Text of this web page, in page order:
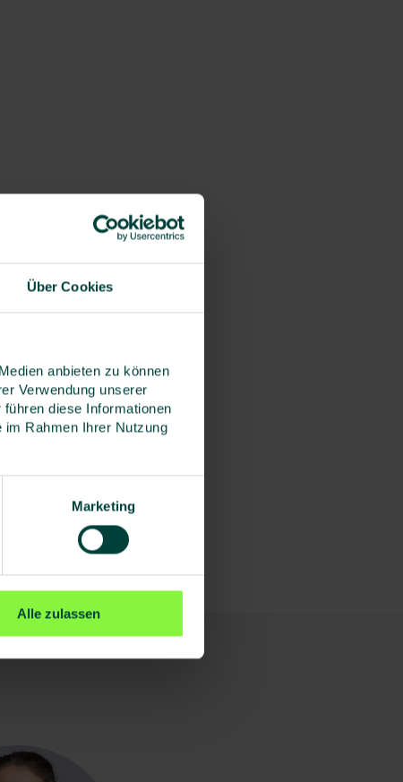
Über Cookies
anbieten zu können
Verwendung unserer
diese Informationen
im Rahmen Ihrer Nutzung
Marketing
Alle zulassen